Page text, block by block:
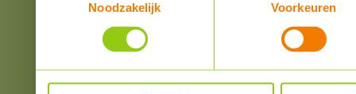
informatie die u aan ze
verzameld op basis van
Noodzakelijk
Voorkeuren